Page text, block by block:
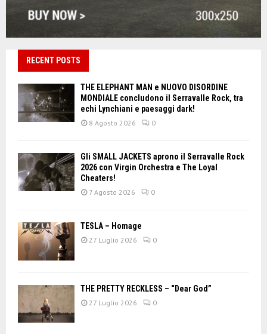
RECENT POSTS
THE ELEPHANT MAN e NUOVO DISORDINE
MONDIALE concludono il Serravalle Rock, tra
echi Lynchiani e paesaggi dark!
8 Agosto 2026 0
Gli SMALL JACKETS aprono il Serravalle Rock
2026 con Virgin Orchestra e The Loyal
Cheaters!
7 Agosto 2026 0
TESLA – Homage
27 Luglio 2026 0
THE PRETTY RECKLESS – “Dear God”
27 Luglio 2026 0